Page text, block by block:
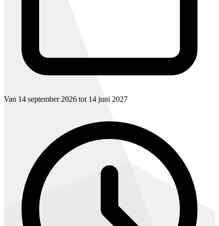
Van 14 september 2026 tot 14 juni 2027